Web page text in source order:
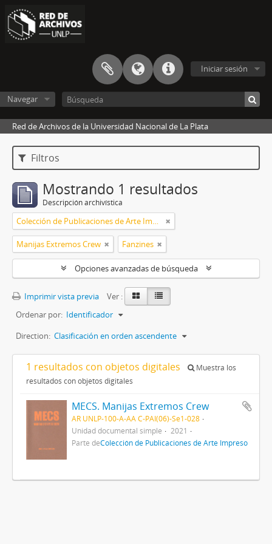
Iniciar sesión
Navegar
Red de Archivos de la Universidad Nacional de La Plata
Filtros
Mostrando 1 resultados
Descripción archivística
Colección de Publicaciones de Arte Impreso
Manijas Extremos Crew Fanzines
Opciones avanzadas de búsqueda
Imprimir vista previa
Ver :
Ordenar por: Identificador
Direction: Clasificación en orden ascendente
1 resultados con objetos digitales
Muestra los
resultados con objetos digitales
MECS. Manijas Extremos Crew
AR UNLP-100-A-AA C-PAI(06)-Se1-028
Unidad documental simple
2021
Parte deColección de Publicaciones de Arte Impreso